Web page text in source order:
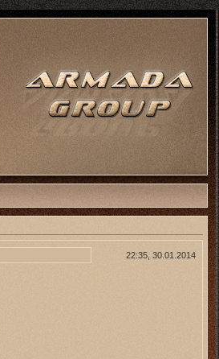
22:35, 30.01.2014